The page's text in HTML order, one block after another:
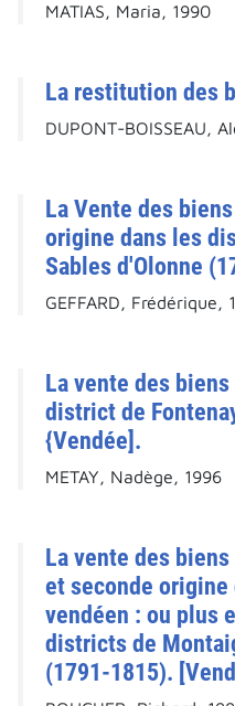
MATIAS, Maria, 1990
La restitution des
DUPONT-BOISSEAU,
La Vente des
origine dans les
Sables d'Olonne
GEFFARD, Frédérique,
La vente des
district de
{Vendée].
METAY, Nadège, 1996
La vente des
et seconde origine
vendéen : ou plus
districts de
(1791-1815).